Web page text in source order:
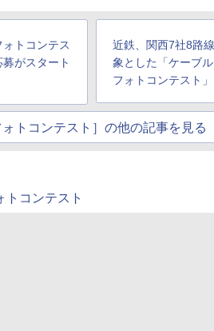
トコンテス
募がスタート
近鉄、関西7社8路
象とした「ケーブ
フォトコンテスト」
ォトコンテスト］の他の記事を見る
トコンテスト